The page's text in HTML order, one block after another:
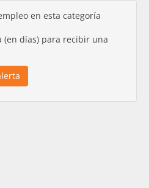
en esta categoría
(en días) para recibir una